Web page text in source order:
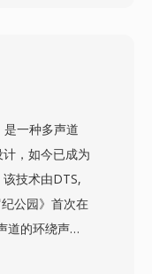
以千字节为
较慢的处理器
,SNDR 在计
到普通 PC
会在复古计算存
定正确参数的
音频录音的保
一种多声道
，如今已成为
技术由DTS,
公园》首次在
道的环绕声，
间。与依赖